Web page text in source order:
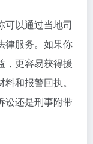
可以通过当地司
律服务。如果你
，更容易获得援
和报警回执。
讼还是刑事附带